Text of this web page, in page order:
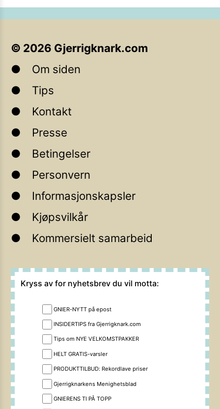
© 2026 Gjerrigknark.com
Om siden
Tips
Kontakt
Presse
Betingelser
Personvern
Informasjonskapsler
Kjøpsvilkår
Kommersielt samarbeid
Kryss av for nyhetsbrev du vil motta:
GNIER-NYTT på epost
INSIDERTIPS fra Gjerrigknark.com
Tips om NYE VELKOMSTPAKKER
HELT GRATIS-varsler
PRODUKTTILBUD: Rekordlave priser
Gjerrigknarkens Menighetsblad
GNIERENS TI PÅ TOPP